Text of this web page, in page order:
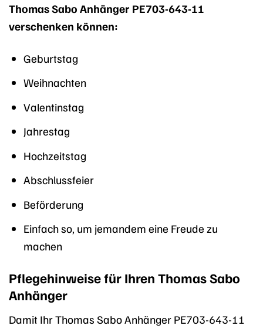
Thomas Sabo Anhänger PE703-643-11
verschenken können:
Geburtstag
Weihnachten
Valentinstag
Jahrestag
Hochzeitstag
Abschlussfeier
Beförderung
Einfach so, um jemandem eine Freude zu
machen
Pflegehinweise für Ihren Thomas Sabo
Anhänger
Damit Ihr Thomas Sabo Anhänger PE703-643-11